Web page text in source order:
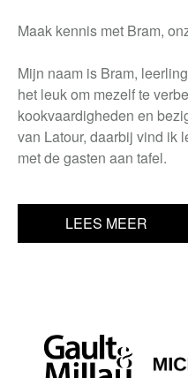
Maak kennis met Bram,
Mijn naam is Bram,
het leuk om mezelf te
kookvaardigheden en
van Latour, daarbij vind ik
met de gasten aan tafel.
LEES MEER